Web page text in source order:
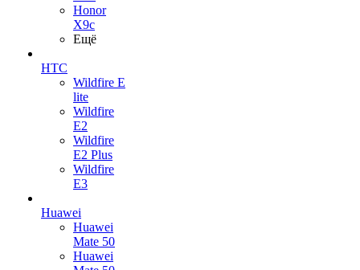
Honor
X9c
Ещё
HTC
Wildfire E
lite
Wildfire
E2
Wildfire
E2 Plus
Wildfire
E3
Huawei
Huawei
Mate 50
Huawei